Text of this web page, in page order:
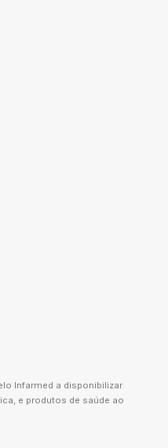
Infarmed a disponibilizar
e produtos de saúde ao